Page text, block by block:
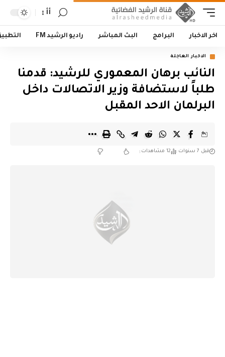
أأ
اخر الاخبار البرامج البث المباشر راديو الرشيد FM
الاخبار العاجلة
النائب برهان المعموري للرشيد: قدمنا
طلباً لاستضافة وزير الاتصالات داخل
البرلمان الاحد المقبل
قبل 7 سنوات 12 مشاهدات